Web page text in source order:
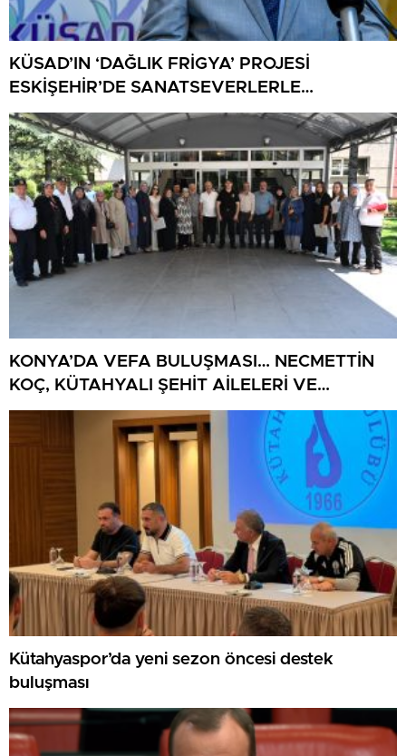
KÜSAD’IN ‘DAĞLIK FRİGYA’ PROJESİ
ESKİŞEHİR’DE SANATSEVERLERLE
BULUŞUYOR
KONYA’DA VEFA BULUŞMASI… NECMETTİN
KOÇ, KÜTAHYALI ŞEHİT AİLELERİ VE
GAZİLERİ AĞIRLADI
Kütahyaspor’da yeni sezon öncesi destek
buluşması